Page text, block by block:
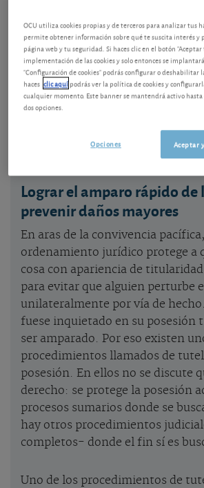
interponer una demanda de
tutela sumaria de la posesión. Lo
llamaba el interdicto de obra
qué consiste, cuándo puede
ejemplo en el que, tras ser
caso llegó al Tribunal Supremo.
Lograr el amparo rápido
prevenir daños mayores
En aras de la convivencia
ordenamiento jurídico protege a
cosa con apariencia de
para evitar que alguien perturbe
unilateralmente por vía de
fuese inquietado en su posesión
ser amparado. Por eso existen
procedimientos llamados de
posesión. En ellos no se discute
derecho: se protege la posesión
procesos sumarios donde se
hay otros procedimientos
completos- donde el fin sí es
Uno de los procedimientos de
OCU utiliza cookies propias y de terceros para analizar tus
permite obtener información sobre qué te suscita interés
página web y tu seguridad. Si haces clic en el botón "Aceptar
implementación de las cookies y solo entonces se
"Configuración de cookies" podrás configurar o deshabilitar
haces clic aquípodrás ver la política de cookies y
cualquier momento. Este banner se mantendrá activo
dos opciones.
Aceptar
Opciones